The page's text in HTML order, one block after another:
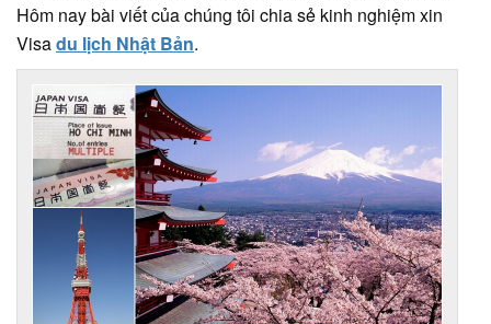
Hôm nay bài viết của chúng tôi chia sẻ kinh nghiệm xin
Visadu lịch Nhật Bản.